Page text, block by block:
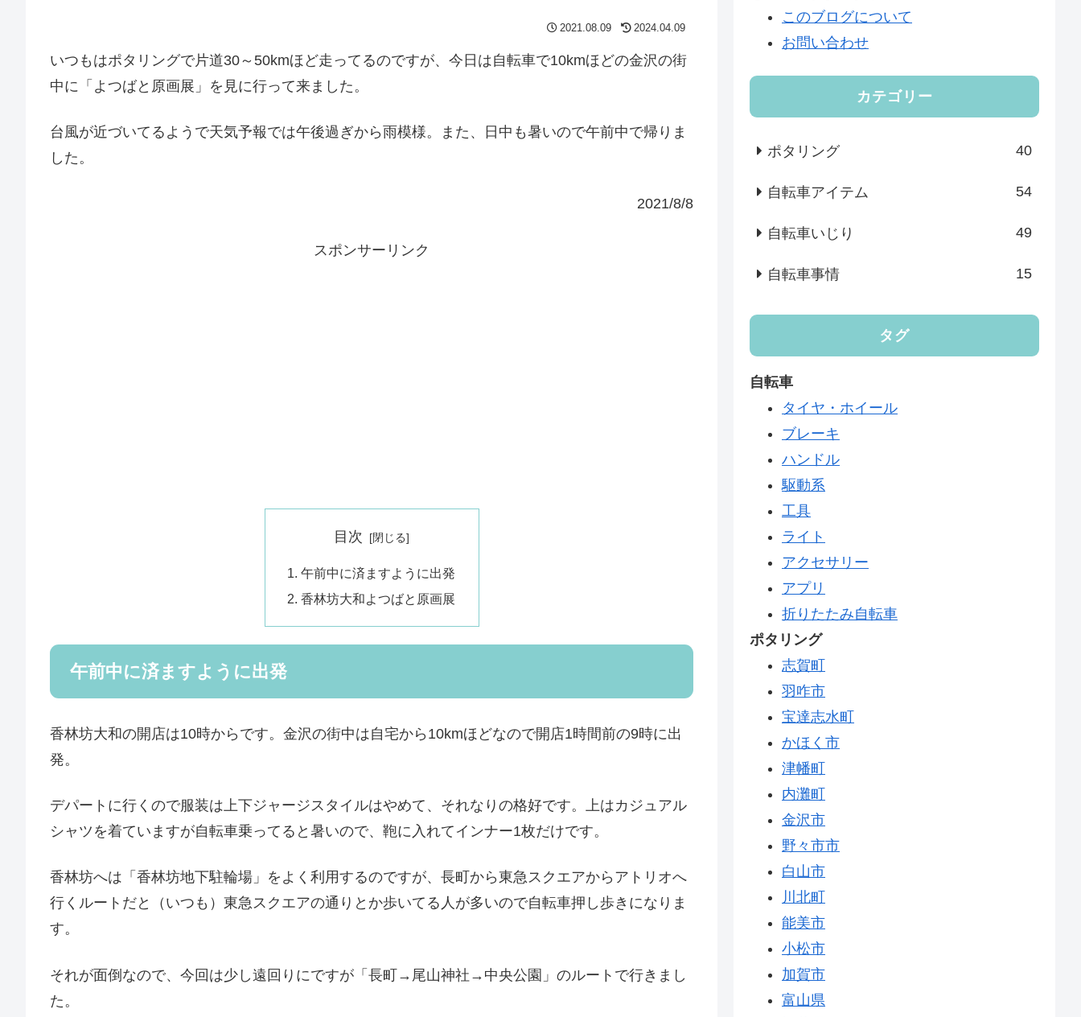
2021.08.09 2024.04.09
いつもはポタリングで片道30～50kmほど走ってるのですが、今日は自転車で10kmほどの金沢の街
中に「よつばと原画展」を見に行って来ました。
台風が近づいてるようで天気予報では午後過ぎから雨模様。また、日中も暑いので午前中で帰りま
した。
2021/8/8
スポンサーリンク
目次
午前中に済ますように出発
香林坊大和よつばと原画展
午前中に済ますように出発
香林坊大和の開店は10時からです。金沢の街中は自宅から10kmほどなので開店1時間前の9時に出
発。
デパートに行くので服装は上下ジャージスタイルはやめて、それなりの格好です。上はカジュアル
シャツを着ていますが自転車乗ってると暑いので、鞄に入れてインナー1枚だけです。
香林坊へは「香林坊地下駐輪場」をよく利用するのですが、長町から東急スクエアからアトリオへ
行くルートだと（いつも）東急スクエアの通りとか歩いてる人が多いので自転車押し歩きになりま
す。
それが面倒なので、今回は少し遠回りにですが「長町→尾山神社→中央公園」のルートで行きまし
た。
このブログについて
お問い合わせ
カテゴリー
ポタリング 40
自転車アイテム 54
自転車いじり 49
自転車事情 15
タグ
自転車
タイヤ・ホイール
ブレーキ
ハンドル
駆動系
工具
ライト
アクセサリー
アプリ
折りたたみ自転車
ポタリング
志賀町
羽咋市
宝達志水町
かほく市
津幡町
内灘町
金沢市
野々市市
白山市
川北町
能美市
小松市
加賀市
富山県